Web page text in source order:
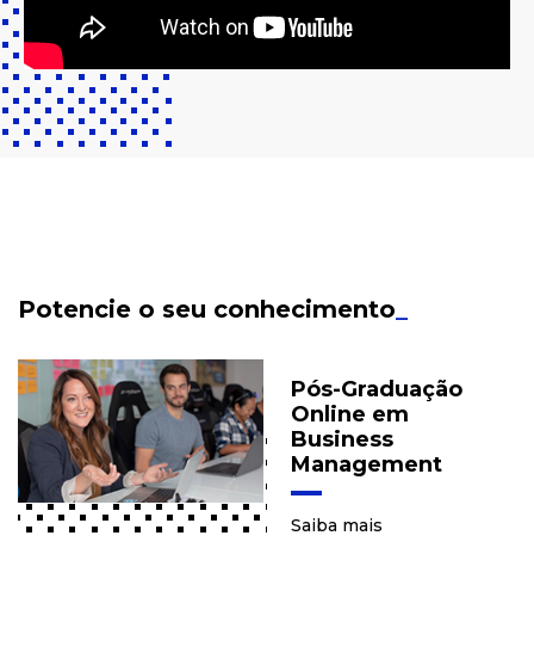
Potencie o seu conhecimento
Pós-Graduação
Online em
Business
Management
Saiba mais